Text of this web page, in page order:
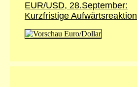
EUR/USD, 28.September:
Kurzfristige Aufwärtsreaktion